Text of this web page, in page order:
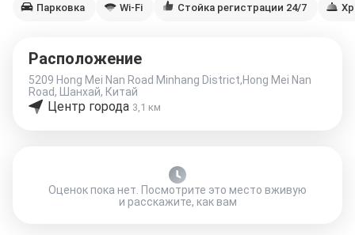
Парковка Wi-Fi Стойка регистрации 24/7
Расположение
5209 Hong Mei Nan Road Minhang District,Hong Mei Nan
Road, Шанхай, Китай
Центр города 3,1 км
Оценок пока нет. Посмотрите это место вживую
и расскажите, как вам